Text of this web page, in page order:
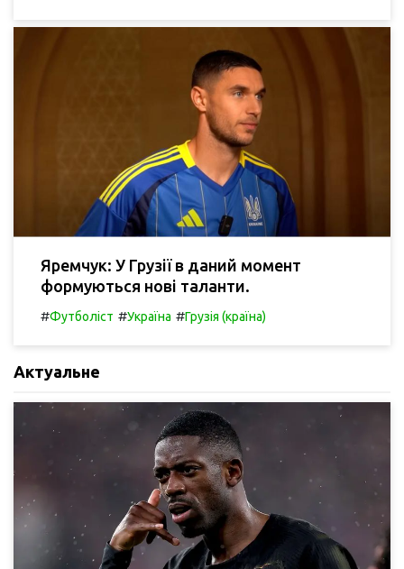
Яремчук: У Грузії в даний момент
формуються нові таланти.
#Футболіст #Україна #Грузія (країна)
Актуальне